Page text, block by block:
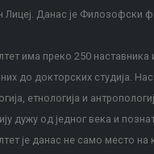
Лицеј. Данас је
има преко 250 наставника
до докторских студија.
етнологија и
дужу од једног века и
је данас не само место на